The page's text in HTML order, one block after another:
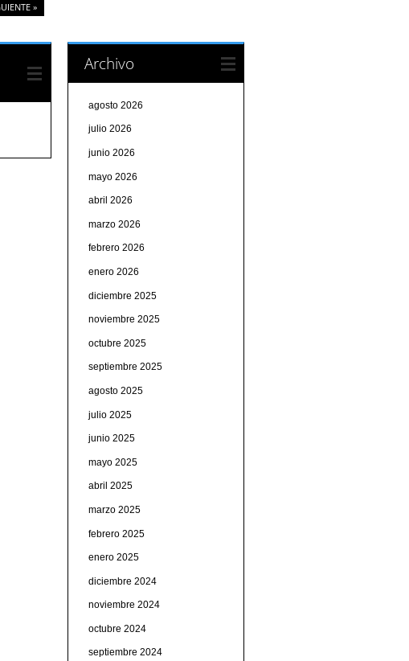
»
Archivo
agosto 2026
julio 2026
junio 2026
mayo 2026
abril 2026
marzo 2026
febrero 2026
enero 2026
diciembre 2025
noviembre 2025
octubre 2025
septiembre 2025
agosto 2025
julio 2025
junio 2025
mayo 2025
abril 2025
marzo 2025
febrero 2025
enero 2025
diciembre 2024
noviembre 2024
octubre 2024
septiembre 2024